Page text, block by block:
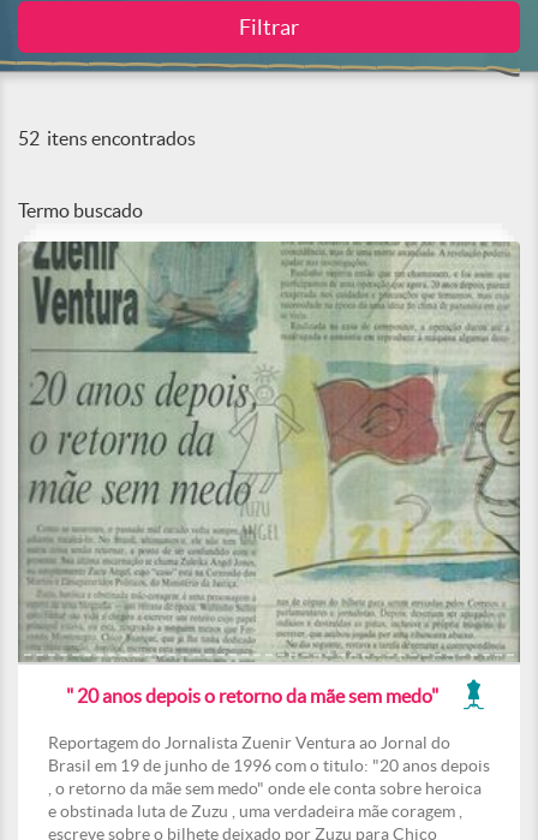
52 itens encontrados
Termo buscado
" 20 anos depois o retorno da mãe sem medo"
Reportagem do Jornalista Zuenir Ventura ao Jornal do
Brasil em 19 de junho de 1996 com o titulo: "20 anos depois
, o retorno da mãe sem medo" onde ele conta sobre heroica
e obstinada luta de Zuzu , uma verdadeira mãe coragem ,
escreve sobre o bilhete deixado por Zuzu para Chico